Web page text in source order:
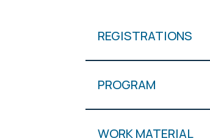
REGISTRATIONS
PROGRAM
WORK MATERIAL